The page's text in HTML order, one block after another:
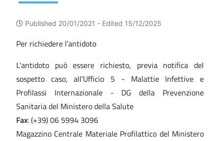
Published 20/01/2021 - Edited 15/12/2025
Per richiedere l'antidoto
L'antidoto può essere richiesto, previa notifica del
sospetto caso, all’Ufficio 5 - Malattie Infettive e
Profilassi Internazionale - DG della Prevenzione
Sanitaria del Ministero della Salute
Fax: (+39) 06 5994 3096
Magazzino Centrale Materiale Profilattico del Ministero